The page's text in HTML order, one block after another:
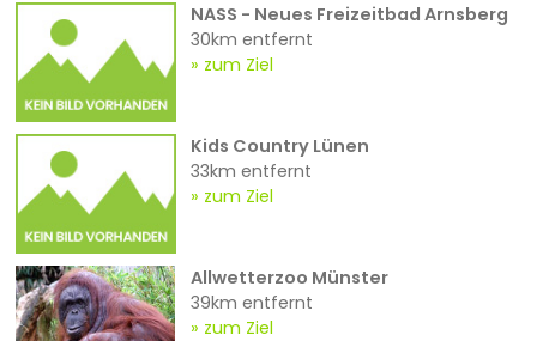
NASS - Neues Freizeitbad Arnsberg
30km entfernt
zum Ziel
Kids Country Lünen
33km entfernt
zum Ziel
Allwetterzoo Münster
39km entfernt
zum Ziel